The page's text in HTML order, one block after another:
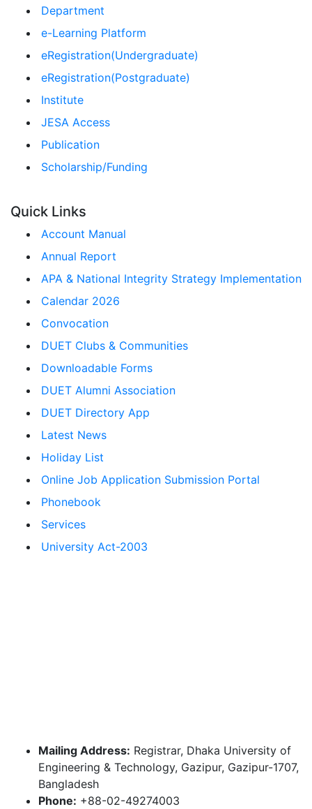
Department
e-Learning Platform
eRegistration(Undergraduate)
eRegistration(Postgraduate)
Institute
JESA Access
Publication
Scholarship/Funding
Quick Links
Account Manual
Annual Report
APA & National Integrity Strategy Implementation
Calendar 2026
Convocation
DUET Clubs & Communities
Downloadable Forms
DUET Alumni Association
DUET Directory App
Latest News
Holiday List
Online Job Application Submission Portal
Phonebook
Services
University Act-2003
Mailing Address: Registrar, Dhaka University of
Engineering & Technology, Gazipur, Gazipur-1707,
Bangladesh
Phone: +88-02-49274003